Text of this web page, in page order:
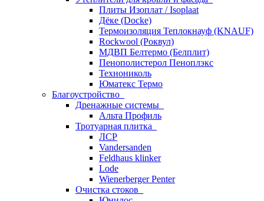
Плиты Изоплат / Isoplaat
Дёке (Docke)
Термоизоляция Теплокнауф (KNAUF)
Rockwool (Роквул)
МДВП Белтермо (Белплит)
Пенополистерол Пеноплэкс
Технониколь
Юматекс Термо
Благоустройство
Дренажные системы
Альта Профиль
Тротуарная плитка
ЛСР
Vandersanden
Feldhaus klinker
Lode
Wienerberger Penter
Очистка стоков